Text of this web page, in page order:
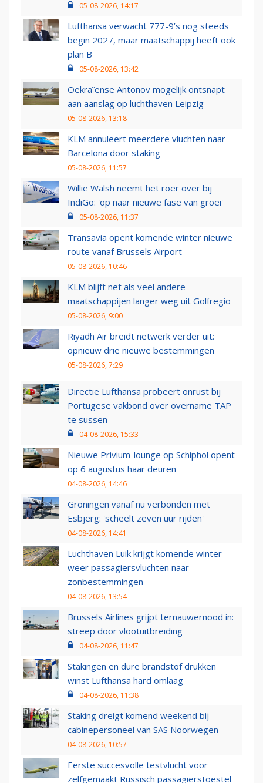
05-08-2026, 14:17
Lufthansa verwacht 777-9’s nog steeds
begin 2027, maar maatschappij heeft ook
plan B
05-08-2026, 13:42
Oekraïense Antonov mogelijk ontsnapt
aan aanslag op luchthaven Leipzig
05-08-2026, 13:18
KLM annuleert meerdere vluchten naar
Barcelona door staking
05-08-2026, 11:57
Willie Walsh neemt het roer over bij
IndiGo: 'op naar nieuwe fase van groei'
05-08-2026, 11:37
Transavia opent komende winter nieuwe
route vanaf Brussels Airport
05-08-2026, 10:46
KLM blijft net als veel andere
maatschappijen langer weg uit Golfregio
05-08-2026, 9:00
Riyadh Air breidt netwerk verder uit:
opnieuw drie nieuwe bestemmingen
05-08-2026, 7:29
Directie Lufthansa probeert onrust bij
Portugese vakbond over overname TAP
te sussen
04-08-2026, 15:33
Nieuwe Privium-lounge op Schiphol opent
op 6 augustus haar deuren
04-08-2026, 14:46
Groningen vanaf nu verbonden met
Esbjerg: 'scheelt zeven uur rijden'
04-08-2026, 14:41
Luchthaven Luik krijgt komende winter
weer passagiersvluchten naar
zonbestemmingen
04-08-2026, 13:54
Brussels Airlines grijpt ternauwernood in:
streep door vlootuitbreiding
04-08-2026, 11:47
Stakingen en dure brandstof drukken
winst Lufthansa hard omlaag
04-08-2026, 11:38
Staking dreigt komend weekend bij
cabinepersoneel van SAS Noorwegen
04-08-2026, 10:57
Eerste succesvolle testvlucht voor
zelfgemaakt Russisch passagierstoestel